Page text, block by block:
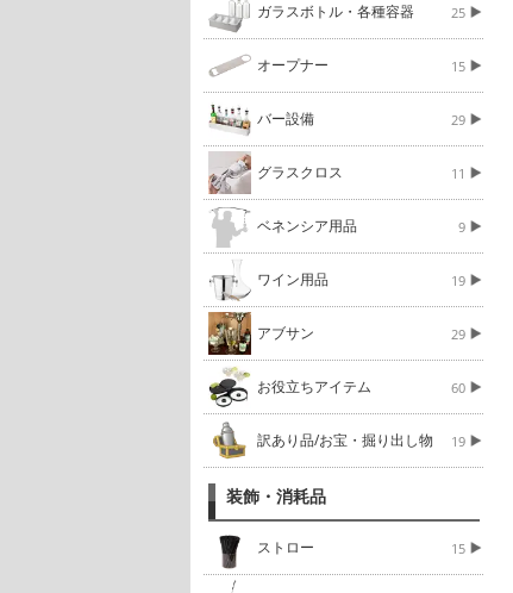
ガラスボトル・各種容器 25
オープナー 15
バー設備 29
グラスクロス 11
ベネンシア用品 9
ワイン用品 19
アブサン 29
お役立ちアイテム 60
訳あり品/お宝・掘り出し物 19
装飾・消耗品
ストロー 15